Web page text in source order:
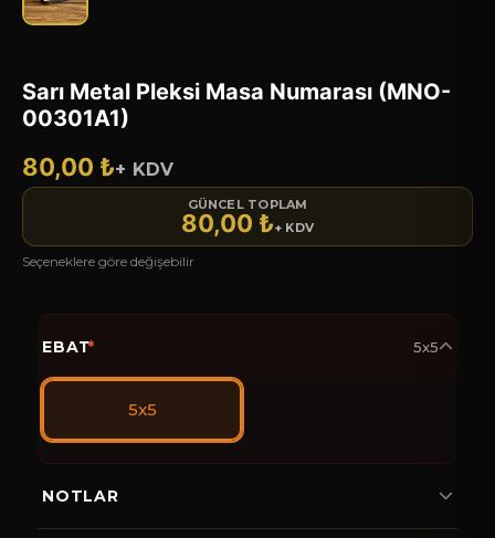
Sarı Metal Pleksi Masa Numarası (MNO-
00301A1)
80,00 ₺+ KDV
GÜNCEL TOPLAM
80,00 ₺+ KDV
Seçeneklere göre değişebilir
EBAT* 5x5
5x5
NOTLAR